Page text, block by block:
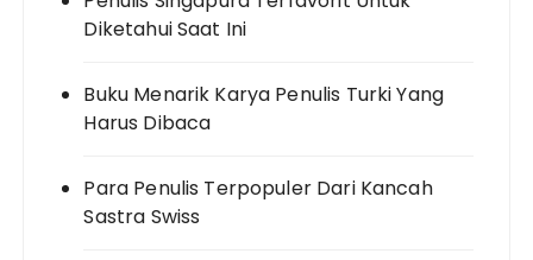
Diketahui Saat Ini
Buku Menarik Karya Penulis Turki Yang
Harus Dibaca
Para Penulis Terpopuler Dari Kancah
Sastra Swiss